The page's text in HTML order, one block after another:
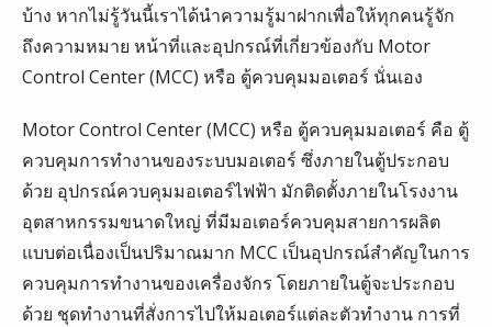
บ้าง หากไม่รู้วันนี้เราได้นำความรู้มาฝากเพื่อให้ทุกคนรู้จัก
ถึงความหมาย หน้าที่และอุปกรณ์ที่เกี่ยวข้องกับ Motor
Control Center (MCC) หรือ ตู้ควบคุมมอเตอร์ นั่นเอง
Motor Control Center (MCC) หรือ ตู้ควบคุมมอเตอร์ คือ ตู้
ควบคุมการทำงานของระบบมอเตอร์ ซึ่งภายในตู้ประกอบ
ด้วย อุปกรณ์ควบคุมมอเตอร์ไฟฟ้า มักติดตั้งภายในโรงงาน
อุตสาหกรรมขนาดใหญ่ ที่มีมอเตอร์ควบคุมสายการผลิต
แบบต่อเนื่องเป็นปริมาณมาก MCC เป็นอุปกรณ์สำคัญในการ
ควบคุมการทำงานของเครื่องจักร โดยภายในตู้จะประกอบ
ด้วย ชุดทำงานที่สั่งการไปให้มอเตอร์แต่ละตัวทำงาน การที่